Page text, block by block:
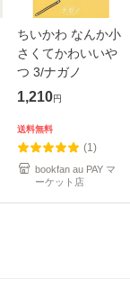
ちいかわ なんか小
さくてかわいいや
つ 3/ナガノ
1,210円
送料無料
(1)
bookfan au PAY マ
ーケット店